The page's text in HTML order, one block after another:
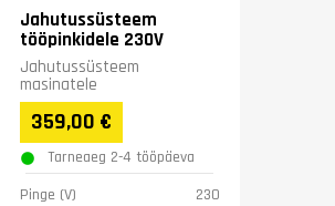
Jahutussüsteem
tööpinkidele 230V
Jahutussüsteem
masinatele
359,00 €
Tarneaeg 2-4 tööpäeva
Pinge (V)
230